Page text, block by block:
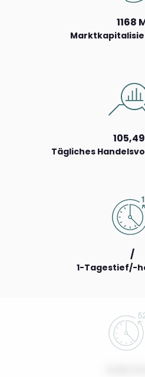
1168
Tägliches
/
1-Tagestief/-